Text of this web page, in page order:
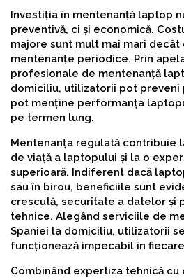
Investiția în mentenanță laptop
preventivă, ci și economică.
majore sunt mult mai mari decât
mentenanțe periodice. Prin
profesionale de mentenanță
domiciliu, utilizatorii pot preveni
pot menține performanța
pe termen lung.
Mentenanța regulată contribuie
de viață a laptopului și la o
superioară. Indiferent dacă
sau în birou, beneficiile sunt
crescută, securitate a datelor
tehnice. Alegând serviciile de
Spaniei la domiciliu, utilizatorii
funcționează impecabil în
Combinând expertiza tehnică